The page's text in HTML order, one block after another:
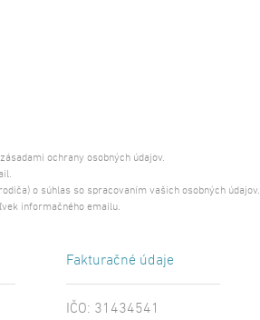
ochrany osobných údajov.
o súhlas so spracovaním vašich osobných údajov.
informačného emailu.
Fakturačné údaje
IČO: 31434541